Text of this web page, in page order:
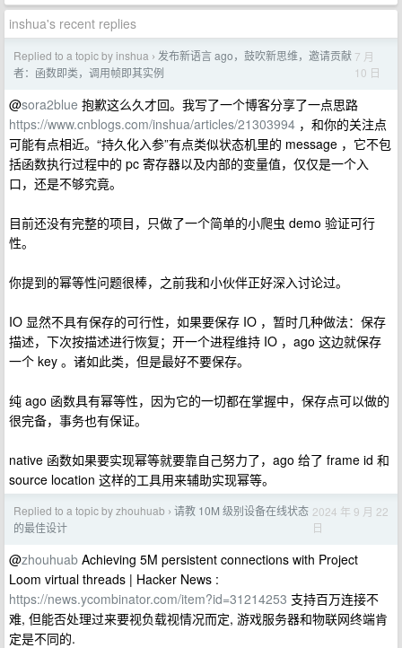
inshua's recent replies
Replied to a topic by inshua › 发布新语言 ago，鼓吹新思维，邀请贡献
者：函数即类，调用帧即其实例
7 月
10 日
@sora2blue 抱歉这么久才回。我写了一个博客分享了一点思路
https://www.cnblogs.com/inshua/articles/21303994 ，和你的关注点
可能有点相近。“持久化入参”有点类似状态机里的 message ，它不包
括函数执行过程中的 pc 寄存器以及内部的变量值，仅仅是一个入
口，还是不够究竟。
目前还没有完整的项目，只做了一个简单的小爬虫 demo 验证可行
性。
你提到的幂等性问题很棒，之前我和小伙伴正好深入讨论过。
IO 显然不具有保存的可行性，如果要保存 IO ，暂时几种做法：保存
描述，下次按描述进行恢复；开一个进程维持 IO ，ago 这边就保存
一个 key 。诸如此类，但是最好不要保存。
纯 ago 函数具有幂等性，因为它的一切都在掌握中，保存点可以做的
很完备，事务也有保证。
native 函数如果要实现幂等就要靠自己努力了，ago 给了 frame id 和
source location 这样的工具用来辅助实现幂等。
Replied to a topic by zhouhuab › 请教 10M 级别设备在线状态
的最佳设计
2024 年 9 月 22
日
@zhouhuab Achieving 5M persistent connections with Project
Loom virtual threads | Hacker News :
https://news.ycombinator.com/item?id=31214253 支持百万连接不
难, 但能否处理过来要视负载视情况而定, 游戏服务器和物联网终端肯
定是不同的.